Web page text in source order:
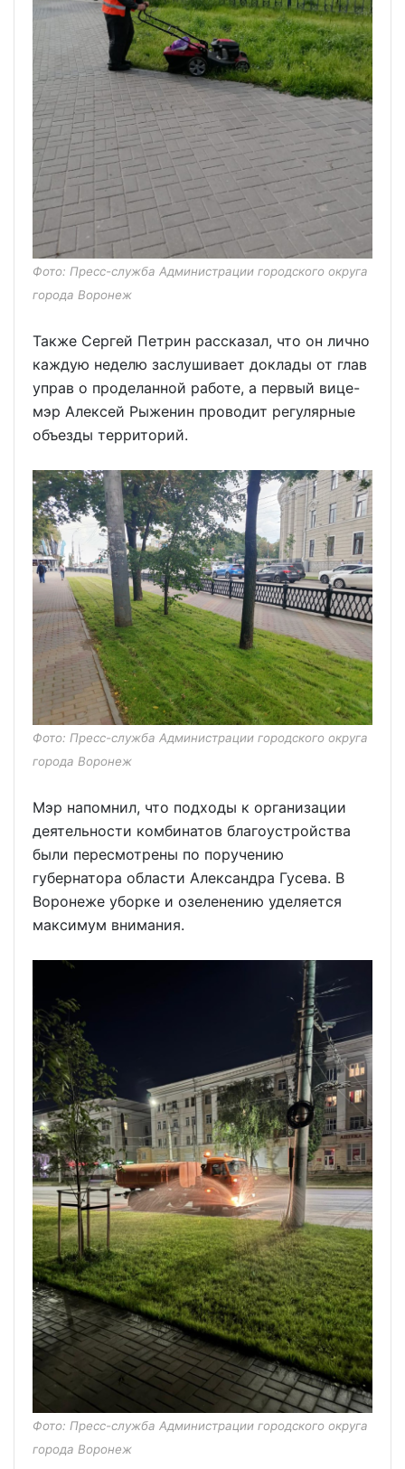
Фото: Пресс-служба Администрации городского округа
города Воронеж
Также Сергей Петрин рассказал, что он лично
каждую неделю заслушивает доклады от глав
управ о проделанной работе, а первый вице-
мэр Алексей Рыженин проводит регулярные
объезды территорий.
Фото: Пресс-служба Администрации городского округа
города Воронеж
Мэр напомнил, что подходы к организации
деятельности комбинатов благоустройства
были пересмотрены по поручению
губернатора области Александра Гусева. В
Воронеже уборке и озеленению уделяется
максимум внимания.
Фото: Пресс-служба Администрации городского округа
города Воронеж